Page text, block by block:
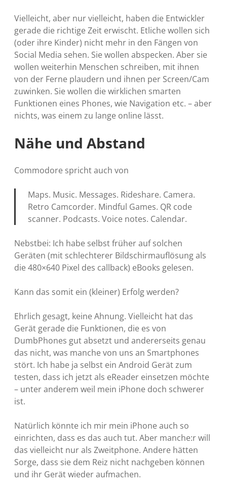
Vielleicht, aber nur vielleicht, haben die Entwickler
gerade die richtige Zeit erwischt. Etliche wollen sich
(oder ihre Kinder) nicht mehr in den Fängen von
Social Media sehen. Sie wollen abspecken. Aber sie
wollen weiterhin Menschen schreiben, mit ihnen
von der Ferne plaudern und ihnen per Screen/Cam
zuwinken. Sie wollen die wirklichen smarten
Funktionen eines Phones, wie Navigation etc. – aber
nichts, was einem zu lange online lässt.
Nähe und Abstand
Commodore spricht auch von
Maps. Music. Messages. Rideshare. Camera.
Retro Camcorder. Mindful Games. QR code
scanner. Podcasts. Voice notes. Calendar.
Nebstbei: Ich habe selbst früher auf solchen
Geräten (mit schlechterer Bildschirmauflösung als
die 480×640 Pixel des callback) eBooks gelesen.
Kann das somit ein (kleiner) Erfolg werden?
Ehrlich gesagt, keine Ahnung. Vielleicht hat das
Gerät gerade die Funktionen, die es von
DumbPhones gut absetzt und andererseits genau
das nicht, was manche von uns an Smartphones
stört. Ich habe ja selbst ein Android Gerät zum
testen, dass ich jetzt als eReader einsetzen möchte
– unter anderem weil mein iPhone doch schwerer
ist.
Natürlich könnte ich mir mein iPhone auch so
einrichten, dass es das auch tut. Aber manche:r will
das vielleicht nur als Zweitphone. Andere hätten
Sorge, dass sie dem Reiz nicht nachgeben können
und ihr Gerät wieder aufmachen.